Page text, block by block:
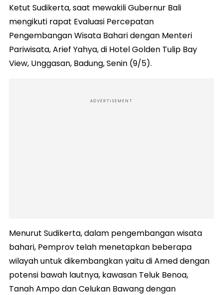
Ketut Sudikerta, saat mewakili Gubernur Bali
mengikuti rapat Evaluasi Percepatan
Pengembangan Wisata Bahari dengan Menteri
Pariwisata, Arief Yahya, di Hotel Golden Tulip Bay
View, Unggasan, Badung, Senin (9/5).
ADVERTISEMENT
Menurut Sudikerta, dalam pengembangan wisata
bahari, Pemprov telah menetapkan beberapa
wilayah untuk dikembangkan yaitu di Amed dengan
potensi bawah lautnya, kawasan Teluk Benoa,
Tanah Ampo dan Celukan Bawang dengan